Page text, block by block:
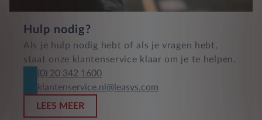
Hulp nodig?
Als je hulp nodig hebt of als je vragen hebt,
staat onze klantenservice klaar om je te helpen.
(0) 20 342 1600
klantenservice.nl@leasys.com
LEES MEER